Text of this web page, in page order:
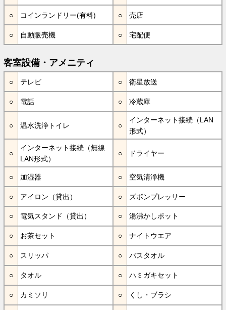
コインランドリー(有料) 売店
自動販売機 宅配便
客室設備・アメニティ
テレビ 衛星放送
電話 冷蔵庫
温水洗浄トイレ
インターネット接続（LAN
形式）
インターネット接続（無線
LAN形式）
ドライヤー
加湿器 空気清浄機
アイロン（貸出） ズボンプレッサー
電気スタンド（貸出） 湯沸かしポット
お茶セット ナイトウエア
スリッパ バスタオル
タオル ハミガキセット
カミソリ くし・ブラシ